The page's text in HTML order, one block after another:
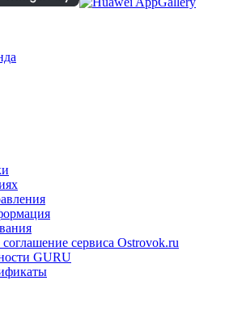
соглашение сервиса Ostrovok.ru
GURU